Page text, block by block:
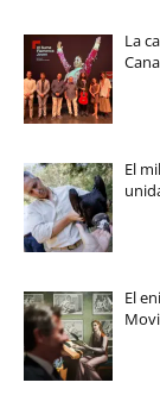
La
El
El